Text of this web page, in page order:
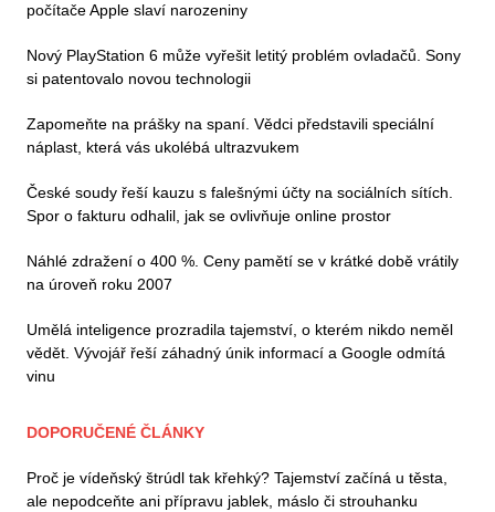
počítače Apple slaví narozeniny
Nový PlayStation 6 může vyřešit letitý problém ovladačů. Sony
si patentovalo novou technologii
Zapomeňte na prášky na spaní. Vědci představili speciální
náplast, která vás ukolébá ultrazvukem
České soudy řeší kauzu s falešnými účty na sociálních sítích.
Spor o fakturu odhalil, jak se ovlivňuje online prostor
Náhlé zdražení o 400 %. Ceny pamětí se v krátké době vrátily
na úroveň roku 2007
Umělá inteligence prozradila tajemství, o kterém nikdo neměl
vědět. Vývojář řeší záhadný únik informací a Google odmítá
vinu
DOPORUČENÉ ČLÁNKY
Proč je vídeňský štrúdl tak křehký? Tajemství začíná u těsta,
ale nepodceňte ani přípravu jablek, máslo či strouhanku